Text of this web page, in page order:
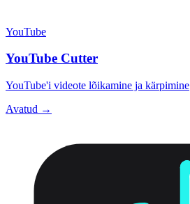
YouTube
YouTube Cutter
YouTube'i videote lõikamine ja kärpimine
Avatud →